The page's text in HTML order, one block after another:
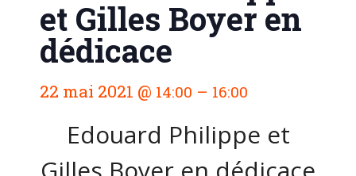
et Gilles Boyer en
dédicace
a
g
22 mai 2021 @ 14:00 – 16:00
Edouard Philippe et